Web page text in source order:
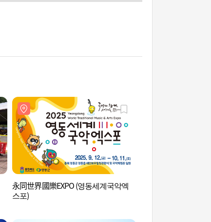
永同世界國樂EXPO (영동세계국악엑
스포)